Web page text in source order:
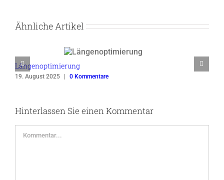
Ähnliche Artikel
Längenoptimierung
19. August 2025 0 Kommentare
Hinterlassen Sie einen Kommentar
Kommentar